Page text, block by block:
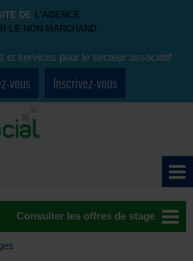
DE L'AGENCE
LE NON-MARCHAND
et services pour le secteur associatif
vous Inscrivez-vous
Consulter les offres de stage